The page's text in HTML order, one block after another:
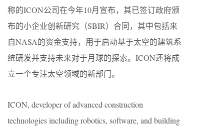
称的ICON公司在今年10月宣布，其已签订政府颁
布的小企业创新研究（SBIR）合同，其中包括来
自NASA的资金支持，用于启动基于太空的建筑系
统研发并支持未来对于月球的探索。ICON还将成
立一个专注太空领域的新部门。
ICON, developer of advanced construction
technologies including robotics, software, and building